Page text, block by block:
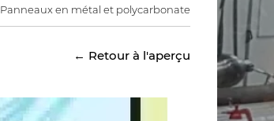
Panneaux en métal et polycarbonate
← Retour à l'aperçu